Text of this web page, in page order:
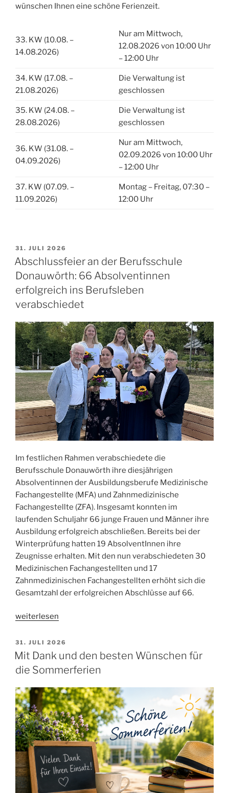
wünschen Ihnen eine schöne Ferienzeit.
33. KW (10.08. –
14.08.2026)
Nur am Mittwoch,
12.08.2026 von 10:00 Uhr
– 12:00 Uhr
34. KW (17.08. –
21.08.2026)
Die Verwaltung ist
geschlossen
35. KW (24.08. –
28.08.2026)
Die Verwaltung ist
geschlossen
36. KW (31.08. –
04.09.2026)
Nur am Mittwoch,
02.09.2026 von 10:00 Uhr
– 12:00 Uhr
37. KW (07.09. –
11.09.2026)
Montag – Freitag, 07:30 –
12:00 Uhr
VERÖFFENTLICHT
AM
31. JULI 2026
Abschlussfeier an der Berufsschule
Donauwörth: 66 Absolventinnen
erfolgreich ins Berufsleben
verabschiedet
Im festlichen Rahmen verabschiedete die
Berufsschule Donauwörth ihre diesjährigen
Absolventinnen der Ausbildungsberufe Medizinische
Fachangestellte (MFA) und Zahnmedizinische
Fachangestellte (ZFA). Insgesamt konnten im
laufenden Schuljahr 66 junge Frauen und Männer ihre
Ausbildung erfolgreich abschließen. Bereits bei der
Winterprüfung hatten 19 AbsolventInnen ihre
Zeugnisse erhalten. Mit den nun verabschiedeten 30
Medizinischen Fachangestellten und 17
Zahnmedizinischen Fachangestellten erhöht sich die
Gesamtzahl der erfolgreichen Abschlüsse auf 66.
„Abschlussfeier
der
Berufsschule
Donauwörth:
66
Absolventinnen
erfolgreich
ins
Berufsleben
verabschiedet“
weiterlesen
VERÖFFENTLICHT
AM
31. JULI 2026
Mit Dank und den besten Wünschen für
die Sommerferien